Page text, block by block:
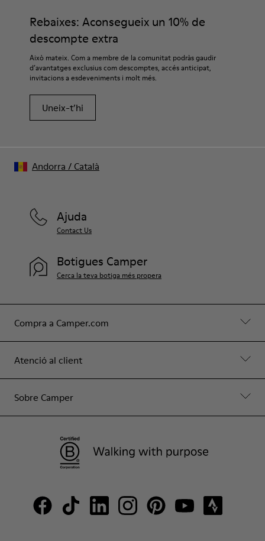
Rebaixes: Aconsegueix un 10% de
descompte extra
Això mateix. Com a membre de la comunitat podràs gaudir
d’avantatges exclusius com descomptes, accés anticipat,
invitacions a esdeveniments i molt més.
Uneix-t’hi
Compra a Camper.com
Atenció al client
Sobre Camper
Ajuda
Contact Us
Botigues Camper
Cerca la teva botiga més propera
Andorra / Català